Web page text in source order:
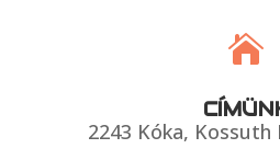

2243 Kóka, Kossuth